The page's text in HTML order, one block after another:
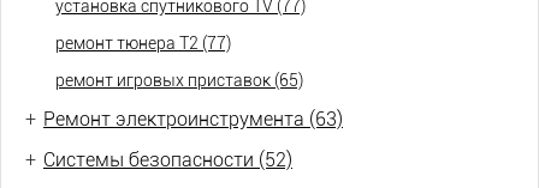
установка спутникового TV (77)
ремонт тюнера Т2 (77)
ремонт игровых приставок (65)
+ Ремонт электроинструмента (63)
+ Системы безопасности (52)